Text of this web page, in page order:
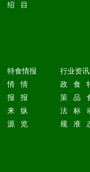
绍
目
特食情报
情
报
来
源
情
报
纵
览
行业资讯
政
策
法
规
食
品
标
准